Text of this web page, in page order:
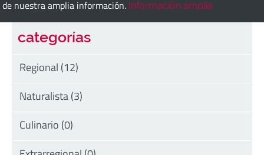
de nuestra amplia información. Información amplia
categorías